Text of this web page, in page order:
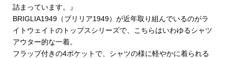
詰まっています。』
BRIGLIA1949（ブリリア1949）が近年取り組んでいるのがラ
イトウェイトのトップスシリーズで、こちらはいわゆるシャツ
アウター的な一着。
フラップ付きの4ポケットで、シャツの様に軽やかに着られる